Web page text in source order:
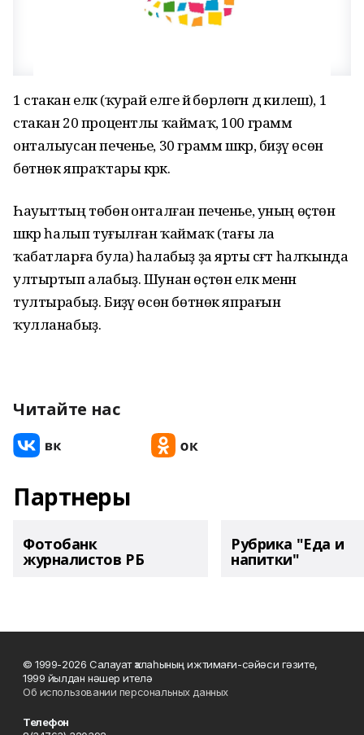
1 стакан еләк (ҡурай еләге йә бөрлөгән дә килешә), 1
стакан 20 процентлы ҡаймаҡ, 100 грамм
онталыусан печенье, 30 грамм шәкәр, биҙәү өсөн
бөтнөк япраҡтары кәрәк.
Һауыттың төбөнә онталған печенье, уның өҫтөнә
шәкәр һалып туғылған ҡаймаҡ (тағы ла
ҡабатларға була) һалабыҙ ҙа ярты сәғәт һалҡында
ултыртып алабыҙ. Шунан өҫтөн еләк менән
тултырабыҙ. Биҙәү өсөн бөтнөк япрағын
ҡулланабыҙ.
Читайте нас
Партнеры
Фотобанк
журналистов РБ
Рубрика "Еда и
напитки"
© 1999-2026 Салауат ҡалаһының ижтимағи-сәйәси гәзите,
1999 йылдан нәшер ителә
Об использовании персональных данных
Телефон